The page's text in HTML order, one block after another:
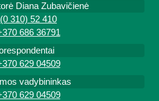
Diana Zubavičienė
(0 310) 52 410
686 36791
629 04509
vadybininkas
629 04509